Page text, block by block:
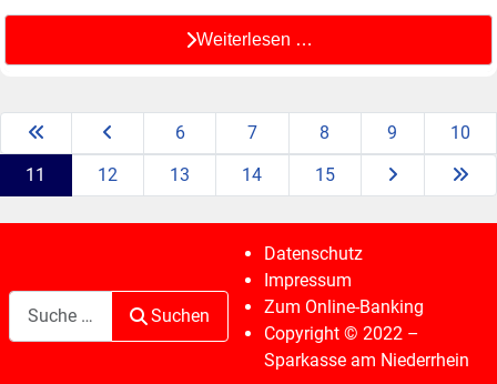
Weiterlesen …
6 7 8 9
10
11
12 13 14 15
Suchen
Datenschutz
Impressum
Zum Online-Banking
Copyright © 2022 –
Sparkasse am Niederrhein